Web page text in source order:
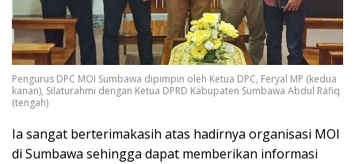
Pengurus DPC MOI Sumbawa dipimpin oleh Ketua DPC, Feryal MP (kedua
kanan), Silaturahmi dengan Ketua DPRD Kabupaten Sumbawa Abdul Rafiq
(tengah)
Ia sangat berterimakasih atas hadirnya organisasi MOI
di Sumbawa sehingga dapat memberikan informasi